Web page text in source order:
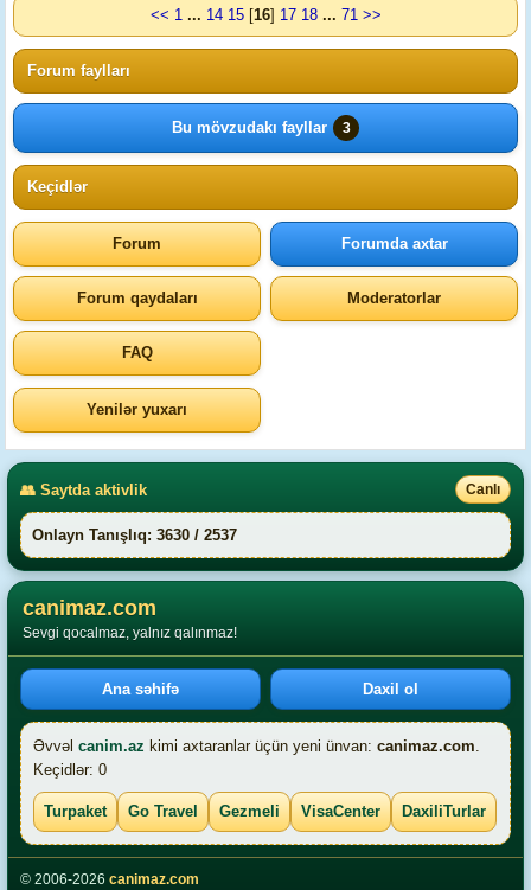
<< 1 ... 14 15[16] 17 18 ... 71 >>
Forum faylları
Bu mövzudakı fayllar 3
Keçidlər
Forum Forumda axtar
Forum qaydaları Moderatorlar
FAQ
Yenilər yuxarı
👥 Saytda aktivlik Canlı
Onlayn Tanışlıq: 3630 / 2537
canimaz.com
Sevgi qocalmaz, yalnız qalınmaz!
Ana səhifə Daxil ol
Əvvəl canim.az kimi axtaranlar üçün yeni ünvan: canimaz.com.
Keçidlər: 0
Turpaket Go Travel Gezmeli VisaCenter DaxiliTurlar
© 2006-2026 canimaz.com